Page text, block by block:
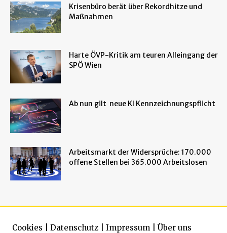
Krisenbüro berät über Rekordhitze und
Maßnahmen
Harte ÖVP-Kritik am teuren Alleingang der
SPÖ Wien
Ab nun gilt neue KI Kennzeichnungspflicht
Arbeitsmarkt der Widersprüche: 170.000
offene Stellen bei 365.000 Arbeitslosen
Cookies Datenschutz Impressum Über uns